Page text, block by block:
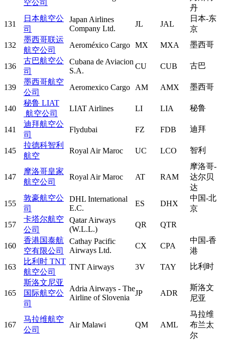
空公司
丹
131
日本航空公
司
Japan Airlines
Company Ltd.
JL JAL
日本-东
京
132
墨西哥联运
航空公司
Aeroméxico Cargo MX MXA 墨西哥
136
古巴航空公
司
Cubana de Aviacion
S.A.
CU CUB 古巴
139
墨西哥航空
公司
Aeromexico Cargo AM AMX 墨西哥
140
秘鲁 LIAT
航空公司
LIAT Airlines LI LIA 秘鲁
141
迪拜航空公
司
Flydubai FZ FDB 迪拜
145
拉德科智利
航空
Royal Air Maroc UC LCO 智利
147
摩洛哥皇家
航空公司
Royal Air Maroc AT RAM
摩洛哥-
达尔贝
达
155
敦豪航空公
司
DHL International
E.C.
ES DHX
中国-北
京
157
卡塔尔航空
公司
Qatar Airways
(W.L.L.)
QR QTR
160
香港国泰航
空有限公司
Cathay Pacific
Airways Ltd.
CX CPA
中国-香
港
163
比利时 TNT
航空公司
TNT Airways 3V TAY 比利时
165
斯洛文尼亚
国际航空公
司
Adria Airways - The
Airline of Slovenia
JP ADR
斯洛文
尼亚
167
马拉维航空
公司
Air Malawi QM AML
马拉维
布兰太
尔